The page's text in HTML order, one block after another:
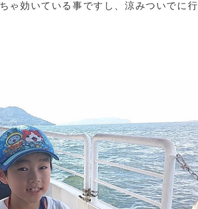
ゃ効いている事ですし、涼みついでに